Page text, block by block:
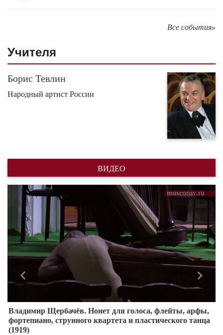
Все события»
Учителя
Борис Тевлин
Народный артист России
ВИДЕО
Владимир Щербачёв. Нонет для голоса, флейты, арфы,
фортепиано, струнного квартета и пластического танца
(1919)
Назад